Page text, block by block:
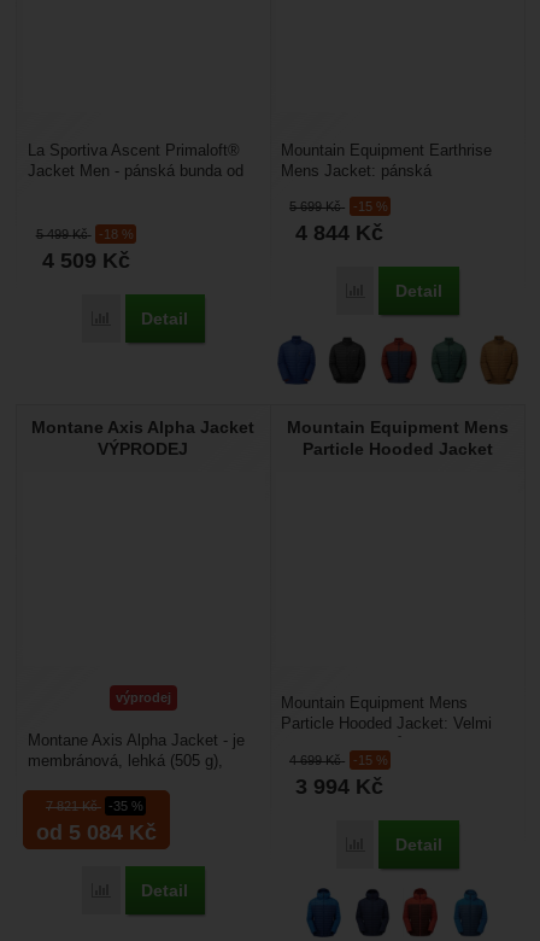
5 499Kč -18 %
4 509 Kč
Porovnat
Detail
La Sportiva Ascent Primaloft®
Jacket Men - pánská bunda od
5 699Kč -15 %
4 844 Kč
Porovnat
Detail
Mountain Equipment Earthrise
Mens Jacket: pánská
velmi lehká (440 g)...
Montane Axis Alpha Jacket
VÝPRODEJ
výprodej
7 821Kč -35 %
od 5 084 Kč
Porovnat
Detail
Montane Axis Alpha Jacket - je
membránová, lehká (505 g),
husím peřím....
Mountain Equipment Mens
Particle Hooded Jacket
4 699Kč -15 %
3 994 Kč
Porovnat
Detail
Mountain Equipment Mens
Particle Hooded Jacket: Velmi
zateplovací bunda od firmy...